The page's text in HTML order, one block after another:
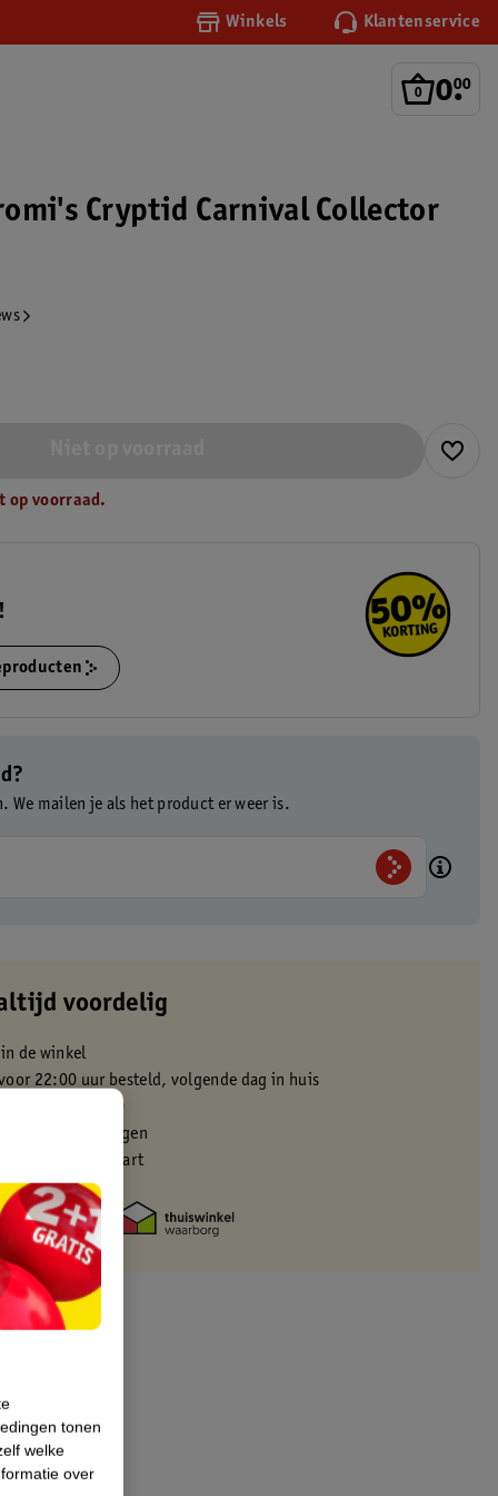
Winkels Klantenservice
0.
00
Cryptid Carnival Collector
op voorraad.
We mailen je als het product er weer is.
voordelig
de winkel
22:00 uur besteld, volgende dag in huis
vanaf 50.00
binnen 30 dagen
je Kruidvat kaart
tonen
welke
over